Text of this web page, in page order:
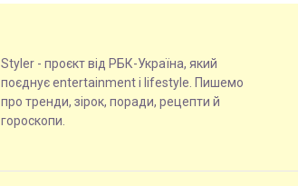
Styler - проєкт від РБК-Україна, який
поєднує entertainment і lifestyle. Пишемо
про тренди, зірок, поради, рецепти й
гороскопи.